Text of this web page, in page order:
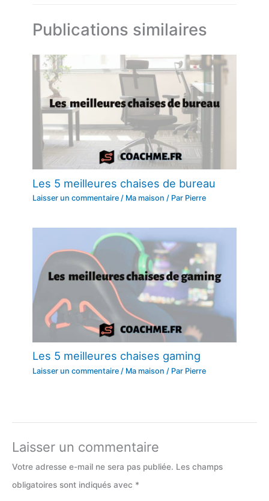
Publications similaires
Les 5 meilleures chaises de bureau
Laisser un commentaire / Ma maison / Par Pierre
Les 5 meilleures chaises gaming
Laisser un commentaire / Ma maison / Par Pierre
Laisser un commentaire
Votre adresse e-mail ne sera pas publiée. Les champs
obligatoires sont indiqués avec *